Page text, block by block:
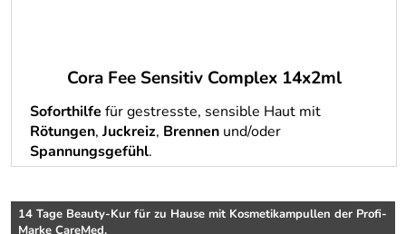
Cora Fee Sensitiv Complex 14x2ml
Soforthilfe für gestresste, sensible Haut mit
Rötungen,Juckreiz, Brennen und/oder
Spannungsgefühl.
14 Tage Beauty-Kur für zu Hause mit Kosmetikampullen der Profi-
Marke CareMed.